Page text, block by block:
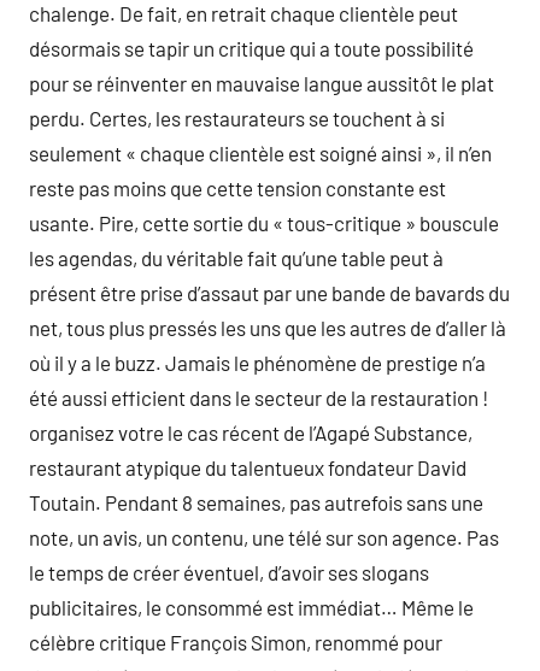
chalenge. De fait, en retrait chaque clientèle peut
désormais se tapir un critique qui a toute possibilité
pour se réinventer en mauvaise langue aussitôt le plat
perdu. Certes, les restaurateurs se touchent à si
seulement « chaque clientèle est soigné ainsi », il n’en
reste pas moins que cette tension constante est
usante. Pire, cette sortie du « tous-critique » bouscule
les agendas, du véritable fait qu’une table peut à
présent être prise d’assaut par une bande de bavards du
net, tous plus pressés les uns que les autres de d’aller là
où il y a le buzz. Jamais le phénomène de prestige n’a
été aussi efficient dans le secteur de la restauration !
organisez votre le cas récent de l’Agapé Substance,
restaurant atypique du talentueux fondateur David
Toutain. Pendant 8 semaines, pas autrefois sans une
note, un avis, un contenu, une télé sur son agence. Pas
le temps de créer éventuel, d’avoir ses slogans
publicitaires, le consommé est immédiat… Même le
célèbre critique François Simon, renommé pour